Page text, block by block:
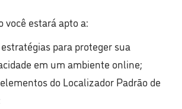
você estará apto a:
para proteger sua
em um ambiente online;
do Localizador Padrão de